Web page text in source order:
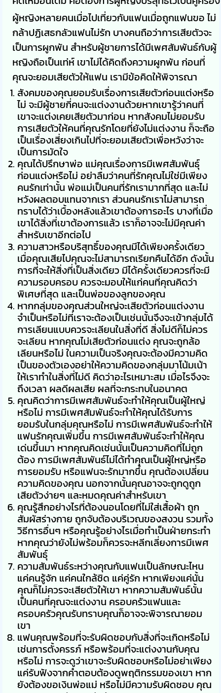
ผู้หญิงหลายคนเมื่อไปเที่ยวกับแฟนเมื่อถูกแฟนขอ ไม่
กล้าปฏิเสธกลัวแฟนไม่รัก บางคนถือว่าการเสียตัวจะ
เป็นการผูกพัน สำหรับผู้ชายการได้มีเพศสัมพันธ์กับผู้
หญิงถือเป็นเท่ห์ เขาไม่ได้คิดถึงความผูกพัน ก่อนที่
คุณจะยอมเสียตัวให้แฟน เรามีข้อคิดให้พิจารณา
สังคมของคุณยอมรับเรื่องการเสียตัวก่อนแต่งหรือ
ไม่ จะมีผู้ชายกี่คนจะแต่งงานด้วยหากเขารู้ว่าคนที่
เขาจะแต่งเคยเสียตัวมาก่อน หากสังคมไม่ยอมรับ
การเสียตัวให้คนที่คุณรักโดยที่ยังไม่แต่งงาน ก็จะถือ
เป็นเรื่องเสี่ยงเกินไปที่จะยอมเสียตัวเพื่อหวังว่าจะ
เป็นการมัดใจ
คุณได้ปรึกษาพ่อ แม่คุณเรื่องการมีเพศสัมพันธุ์
ก่อนแต่งหรือไม่ อย่าลืมว่าคนที่รักคุณไม่ใช่มีเพียง
คนรักเท่านั้น พ่อแม่เป็นคนที่รักเรามากที่สุด และไม่
หวังผลตอบแทนจากเรา ส่วนคนรักเราไม่สามารถ
ทราบได้ว่าเบื้องหลังแล้วเขาต้องการอะไร บางที่เมื่อ
เขาได้สิ่งที่เขาต้องการแล้ว เราก็อาจจะไม่มีคุณค่า
สำหรับเขาอีกต่อไป
ความสาวหรือบริสุทธิ์ของคุณมีได้เพียงครั้งเดียว
เมื่อคุณเสียไปคุณจะไม่สามารถเรียกคืนได้อีก ดังนั้น
การที่จะให้สิ่งที่เป็นสิ่งเดียว มีได้ครั้งเดียวควรที่จะมี
ความรอบครอบ ควรจะมอบให้แก่คนที่คุณคิดว่า
พิเศษที่สุด และเป็นพ่อของลูกของคุณ
หากกลุ่มของคุณส่วนใหญ่จะเสียตัวก่อนแต่งงาน
จำเป็นหรือไม่ที่เราจะต้องเป็นเช่นนั้นจึงจะเข้ากลุ่มได้
การเลียนแบบควรจะเลียนในสิ่งที่ดี สิ่งไม่ดีก็ไม่ควร
จะเลียน หากคุณไม่เสียตัวก่อนแต่ง คุณจะถูกล้อ
เลียนหรือไม่ ในความเป็นจริงคุณจะต้องมีความคิด
เป็นของตัวเองอย่าให้ความคิดของกลุ่มมาโน้มเน้า
ให้เราทำในสิ่งที่ไม่ดี คิดว่าอะไรเหมาะสม เมื่อไรจึงจะ
ถึงเวลา ผลดีผลเสีย ผลที่จะกระทบในอนาคต
คุณคิดว่าการมีเพศสัมพันธ์จะทำให้คุณเป็นผู้ใหญ่
หรือไม่ การมีเพศสัมพันธ์จะทำให้คุณได้รับการ
ยอมรับในกลุ่มคุณหรือไม่ การมีเพศสัมพันธ์จะทำให้
แฟนรักคุณเพิ่มขึ้น การมีเพศสัมพันธ์จะทำให้คุณ
เด่นขึ้นมา หากคุณคิดเช่นนั้นเป็นความคิดที่ไม่ถูก
ต้อง การมีเพศสัมพันธ์ไม่ได้ทำคุณเป็นผู้ใหญ่หรือ
การยอมรับ หรือแฟนจะรักมากขึ้น คุณต้องเปลี่ยน
ความคิดของคุณ นอกจากนั้นคุณอาจจะถูกดูถูก
เสียตัวง่ายๆ และหมดคุณค่าสำหรับเขา
คุณรู้สึกอย่างไรที่ต้องนอนโดยที่ไม่ใส่เสื้อผ้า ถูก
สัมผัสร่างกาย ถูกจับต้องบริเวณของสงวน รวมทั้ง
วิธีการอื่นๆ หรือคุณรู้อย่างไรเมื่อทำเป็นฝ่ายกระทำ
หากคุณว่ายังไม่พร้อมก็ควรจะหลีกเลี่ยงการมีเพศ
สัมพันธุ์
ความสัมพันธ์ระหว่างคุณกับแฟนเป็นลักษณะไหน
แค่คนรู้จัก แค่คนใกล้ชิด แค่คู่รัก หากเพียงแค่นั้น
คุณก็ไม่ควรจะเสียตัวให้เขา หากความสัมพันธ์นั้น
เป็นคนที่คุณจะแต่งงาน ครอบครัวแฟนและ
ครอบครัวคุณรับทราบคุณก็อาจจะพิจารณายอม
เขา
แฟนคุณพร้อมที่จะรับผิดชอบกับสิ่งที่จะเกิดหรือไม่
เช่นการตั้งครรภ์ หรือพร้อมที่จะแต่งงานกับคุณ
หรือไม่ การจะดูว่าเขาจะรับผิดชอบหรือไม่อย่าเพียง
แค่รับฟังจากคำตอบต้องดูพฤติกรรมของเขา หาก
ยังต้องขอเงินพ่อแม่ หรือไม่มีความรับผิดชอบ คุณ